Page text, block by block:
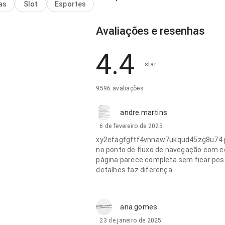
para testar.
Slot Esportes
Avaliações e resenhas
4.4 star
9596 avaliações
andre.martins
6 de fevereiro de 2025
xy2efagfgftf4vnnaw7ukqud45zg8u74
no ponto de fluxo de navegação com
página parece completa sem ficar
detalhes faz diferença.
ana.gomes
23 de janeiro de 2025